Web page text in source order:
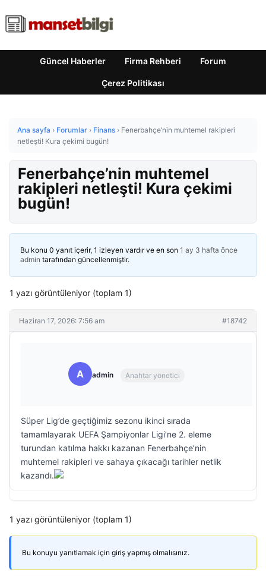
Güncel Haberler Firma Rehberi Forum
Çerez Politikası
Ana sayfa › Forumlar › Finans › Fenerbahçe’nin muhtemel rakipleri
netleşti! Kura çekimi bugün!
Fenerbahçe’nin muhtemel
rakipleri netleşti! Kura çekimi
bugün!
Bu konu 0 yanıt içerir, 1 izleyen vardır ve en son 1 ay 3 hafta önce
admin tarafından güncellenmiştir.
1 yazı görüntüleniyor (toplam 1)
Haziran 17, 2026: 7:56 am #18742
A admin Anahtar yönetici
Süper Lig’de geçtiğimiz sezonu ikinci sırada
tamamlayarak UEFA Şampiyonlar Ligi’ne 2. eleme
turundan katılma hakkı kazanan Fenerbahçe’nin
muhtemel rakipleri ve sahaya çıkacağı tarihler netlik
kazandı.
1 yazı görüntüleniyor (toplam 1)
Bu konuyu yanıtlamak için giriş yapmış olmalısınız.